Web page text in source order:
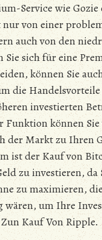
Service wie Gozie
von einer
auch von den
Sie sich für eine
können Sie
die
investierten
Funktion können Sie
der Markt zu Ihren
ist der Kauf von
zu investieren, da
zu maximieren,
wären, um Ihre
Kauf Von Ripple.